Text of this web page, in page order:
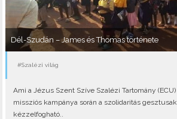
Dél-Szudán – James és Thomas története
#Szalézi világ
Ami a Jézus Szent Szíve Szalézi Tartomány
missziós kampánya során a szolidaritás
kézzelfogható..